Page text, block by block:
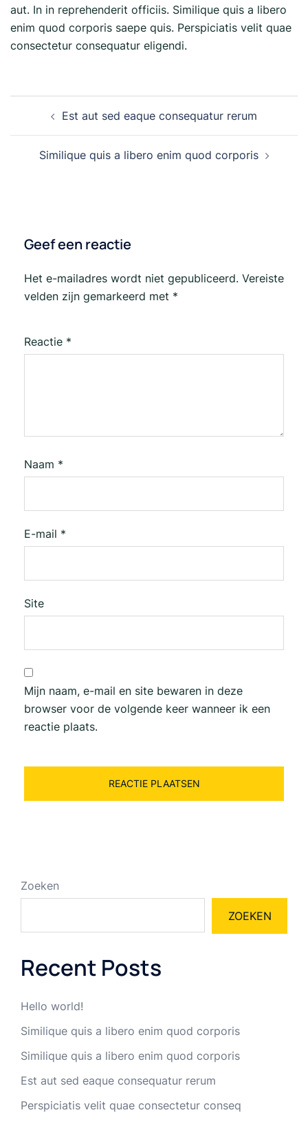
aut. In in reprehenderit officiis. Similique quis a libero
enim quod corporis saepe quis. Perspiciatis velit quae
consectetur consequatur eligendi.
navigatieEst aut sed eaque consequatur rerum
Similique quis a libero enim quod corporis
Geef een reactie
Het e-mailadres wordt niet gepubliceerd. Vereiste
velden zijn gemarkeerd met *
Reactie *
Naam *
E-mail *
Site
Mijn naam, e-mail en site bewaren in deze
browser voor de volgende keer wanneer ik een
reactie plaats.
Zoeken
ZOEKEN
Recent Posts
Hello world!
Similique quis a libero enim quod corporis
Similique quis a libero enim quod corporis
Est aut sed eaque consequatur rerum
Perspiciatis velit quae consectetur conseq